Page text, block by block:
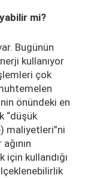
mi?
Bugünün
kullanıyor
çok
önündeki en
“düşük
maliyetleri”ni
için kullandığı